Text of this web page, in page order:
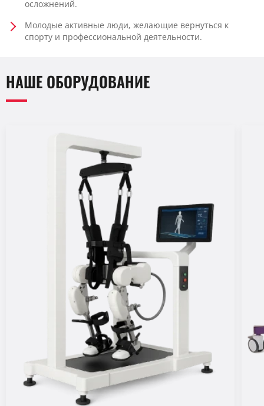
осложнений.
Молодые активные люди, желающие вернуться к
спорту и профессиональной деятельности.
НАШЕ ОБОРУДОВАНИЕ